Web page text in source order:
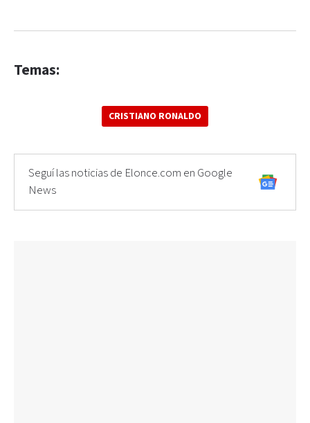
Temas:
CRISTIANO RONALDO
Seguí las noticias de Elonce.com en Google
News